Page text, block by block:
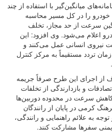
میانگین‌گیر با استفاده از چند
را در کل مسیر محاسبه
سرعت از حد مجاز، تخلف
اعلام می‌شود. وی افزود: این
نیروی انسانی عمل می‌کنند و
تردد مستقیماً به مرکز کنترل
از اجرای این طرح صرفاً جریمه
و بازدارندگی از تخلفات
سرعت در محدوده دوربین‌ها
کرمی در پایان از رانندگان
علائم راهنمایی و رانندگی،
سفرها مشارکت کنند.